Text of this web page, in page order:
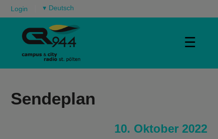
Login ▾
☰
Sendeplan
10. Oktober 2022